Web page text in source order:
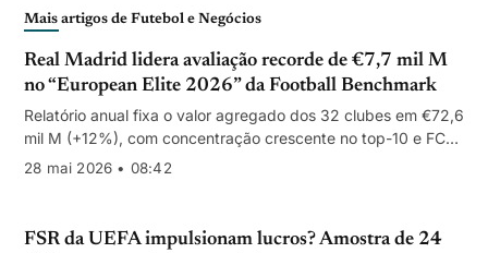
Mais artigos de Futebol e Negócios
Real Madrid lidera avaliação recorde de €7,7 mil M
no “European Elite 2026” da Football Benchmark
Relatório anual fixa o valor agregado dos 32 clubes em €72,6
mil M (+12%), com concentração crescente no top-10 e FC
Barcelona a aproximar-se dos €6 mil M.
28 mai 2026 • 08:42
FSR da UEFA impulsionam lucros? Amostra de 24